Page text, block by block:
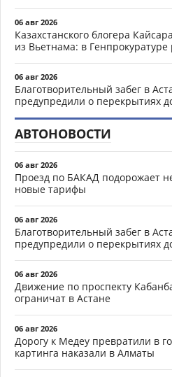
06 авг 2026
Казахстанского блогера
из Вьетнама: в Генпрокуратуре
06 авг 2026
Благотворительный забег в
предупредили о перекрытиях
АВТОНОВОСТИ
06 авг 2026
Проезд по БАКАД подорожает
новые тарифы
06 авг 2026
Благотворительный забег в
предупредили о перекрытиях
06 авг 2026
Движение по проспекту
ограничат в Астане
06 авг 2026
Дорогу к Медеу превратили в
картинга наказали в Алматы